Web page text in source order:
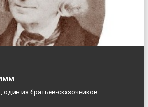
один из братьев-сказочников